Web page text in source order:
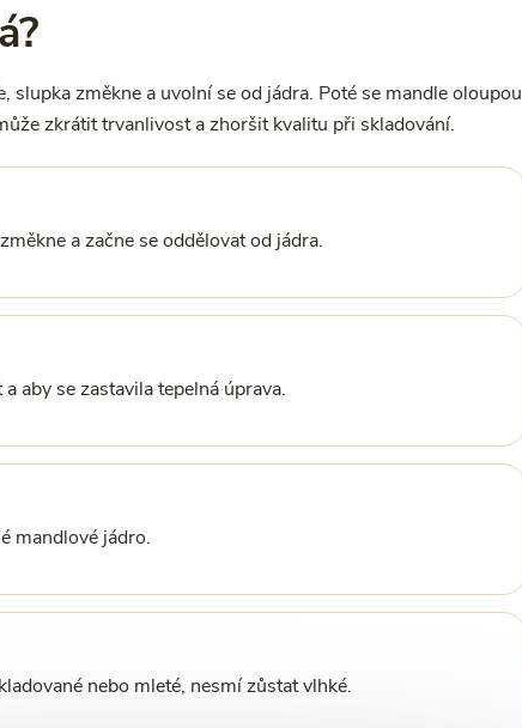
změkne a uvolní se od jádra. Poté se mandle oloupou
zkrátit trvanlivost a zhoršit kvalitu při skladování.
a začne se oddělovat od jádra.
aby se zastavila tepelná úprava.
mandlové jádro.
nebo mleté, nesmí zůstat vlhké.